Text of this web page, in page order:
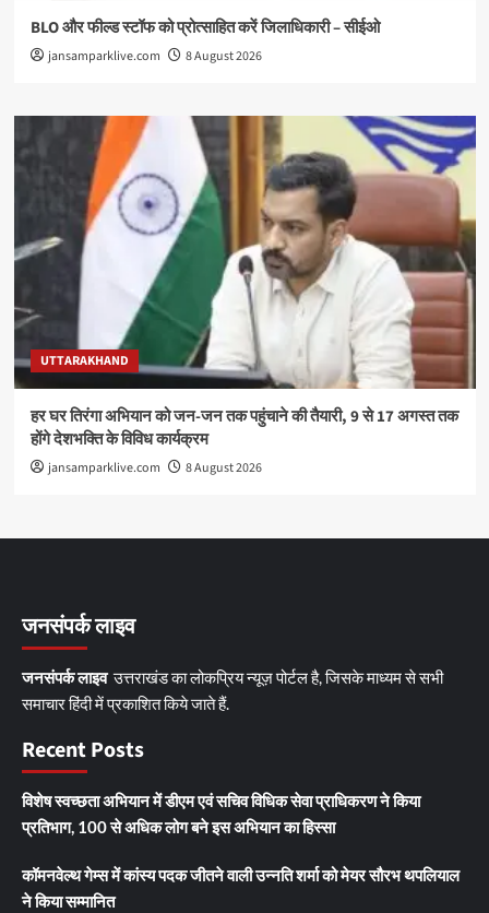
BLO और फील्ड स्टॉफ को प्रोत्साहित करें जिलाधिकारी – सीईओ
jansamparklive.com 8 August 2026
UTTARAKHAND
हर घर तिरंगा अभियान को जन-जन तक पहुंचाने की तैयारी, 9 से 17 अगस्त तक
होंगे देशभक्ति के विविध कार्यक्रम
jansamparklive.com 8 August 2026
जनसंपर्क लाइव
जनसंपर्क लाइवउत्तराखंड का लोकप्रिय न्यूज़ पोर्टल है, जिसके माध्यम से सभी
समाचार हिंदी में प्रकाशित किये जाते हैं.
Recent Posts
विशेष स्वच्छता अभियान में डीएम एवं सचिव विधिक सेवा प्राधिकरण ने किया
प्रतिभाग, 100 से अधिक लोग बने इस अभियान का हिस्सा
कॉमनवेल्थ गेम्स में कांस्य पदक जीतने वाली उन्नति शर्मा को मेयर सौरभ थपलियाल
ने किया सम्मानित